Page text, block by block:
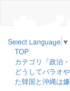
Select Language ▼
TOP
カテゴリ『政治
どうしてパラオ
た韓国と沖縄は